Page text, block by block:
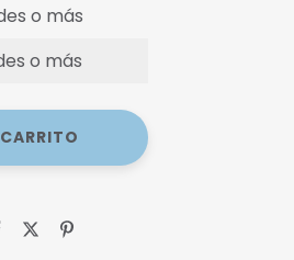
o más
o más